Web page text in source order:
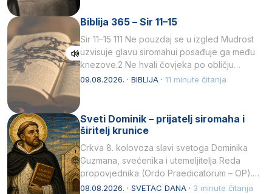
Biblija 365 – Sir 11–15
Sir 11–15 111 Ne pouzdaj se u izgled Mudrost
uzvisuje glavu siromahui posađuje ga među
knezove.2 Ne hvali čovjeka po obličju
njegovui…
09.08.2026. · BIBLIJA · 11 minute čitanja
Sveti Dominik – prijatelj siromaha i
širitelj krunice
Crkva 8. kolovoza slavi svetoga Dominika
Guzmana, svećenika i utemeljitelja Reda
propovjednika (Ordo Praedicatorum – OP).
Svojim životom, dubokom ljubavlju prema
08.08.2026. · SVETAC DANA · 3 minute čitanja